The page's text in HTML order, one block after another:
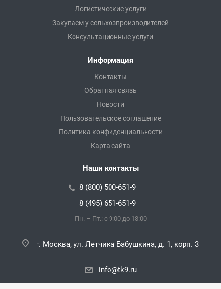
Логистические услуги
Закупаем у сельхозпроизводителей
Консультационные услуги
Информация
Контакты
Обратная связь
Новости
Пользовательское соглашение
Политика конфиденциальности
Карта сайта
Наши контакты
8 (800) 500-651-9
8 (495) 651-651-9
Пн. – Пт.: с 9:00 до 18:00
г. Москва, ул. Летчика Бабушкина, д. 1, корп. 3
info@tk9.ru